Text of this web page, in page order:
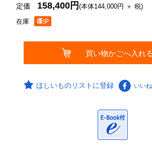
在庫
定価 158,400円(本体144,000円 ＋ 税)
ほしいものリストに登録 いいね